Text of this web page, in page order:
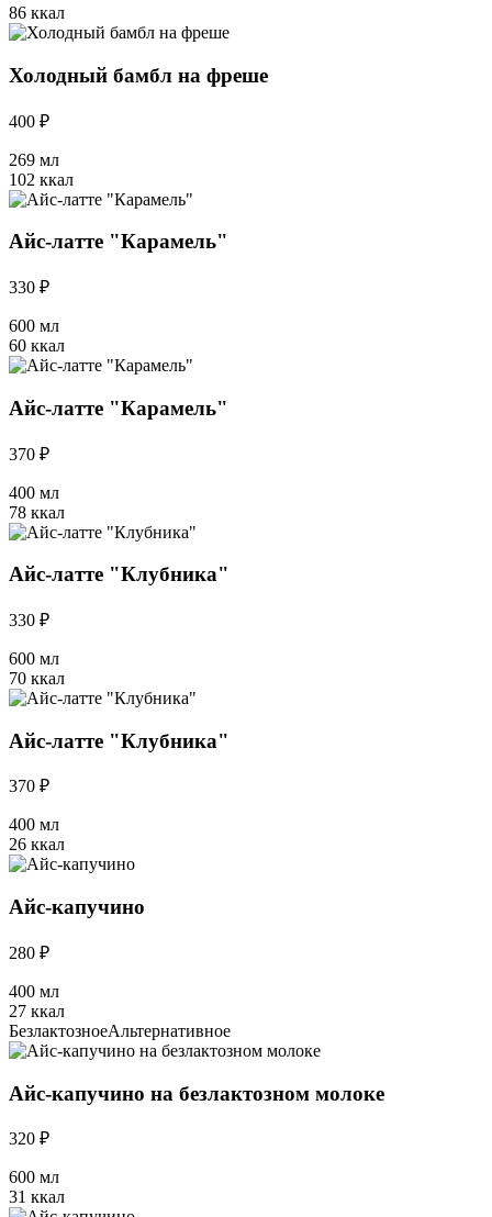
86 ккал
Холодный бамбл на фреше
400 ₽
269 мл
102 ккал
Айс-латте "Карамель"
330 ₽
600 мл
60 ккал
Айс-латте "Карамель"
370 ₽
400 мл
78 ккал
Айс-латте "Клубника"
330 ₽
600 мл
70 ккал
Айс-латте "Клубника"
370 ₽
400 мл
26 ккал
Айс-капучино
280 ₽
400 мл
27 ккал
БезлактозноеАльтернативное
Айс-капучино на безлактозном молоке
320 ₽
600 мл
31 ккал